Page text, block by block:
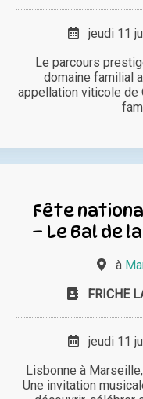
jeudi 11
Le parcours
domaine familial
appellation viticole de
Fête
– Le Bal de
à
FRICHE
jeudi 11
Lisbonne à
Une invitation